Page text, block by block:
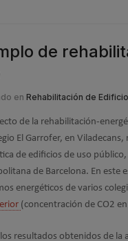
de
en Rehabilitación de
de la rehabilitación-
El Garrofer, en Viladecans,
de edificios de uso público,
de Barcelona. En este
energéticos de varios
(concentración de CO2
resultados obtenidos de la